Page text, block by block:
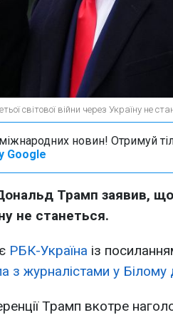
світової війни через Україну не
новин! Отримуй
Google
Трамп заявив, що
не станеться.
РБК-Україна із
з журналістами у Білому
Трамп вкотре